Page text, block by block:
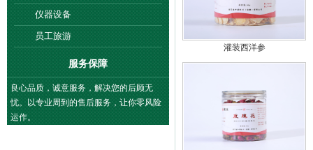
仪器设备
员工旅游
服务保障
良心品质，诚意服务，解决您的后顾无
忧。以专业周到的售后服务，让你零风险
运作。
灌装西洋参